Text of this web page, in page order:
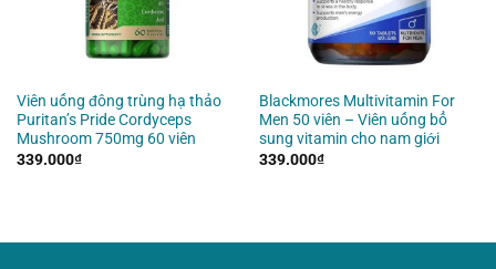
Viên uống đông trùng hạ thảo
Puritan’s Pride Cordyceps
Mushroom 750mg 60 viên
339.000₫
Blackmores Multivitamin For
Men 50 viên – Viên uống bổ
sung vitamin cho nam giới
339.000₫